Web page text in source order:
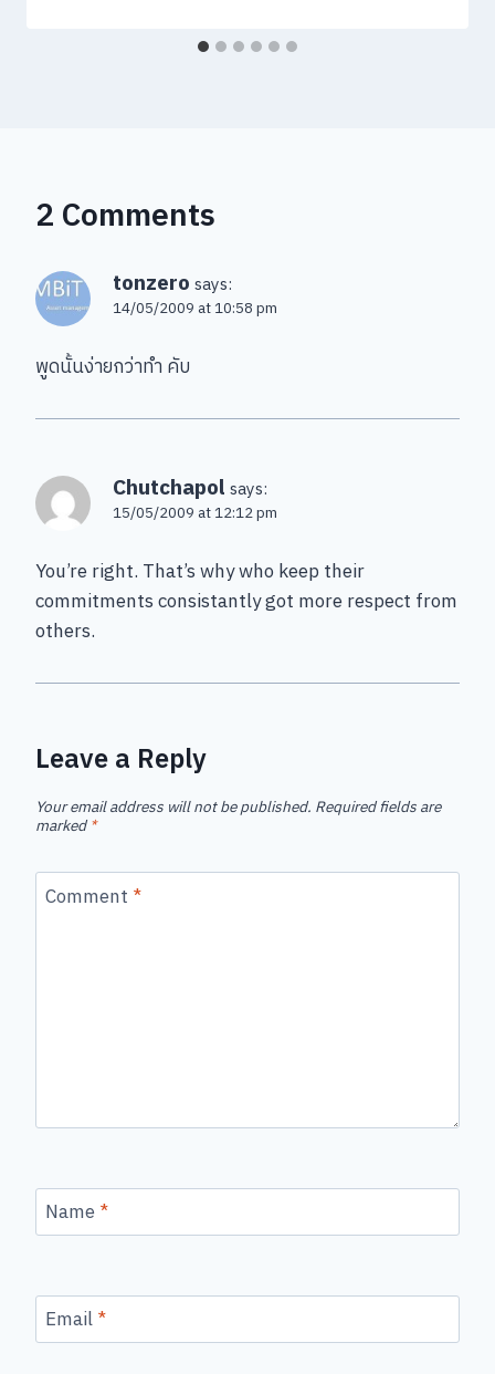
2 Comments
tonzero says:
14/05/2009 at 10:58 pm
พูดนั้นง่ายกว่าทำ คับ
Chutchapol says:
15/05/2009 at 12:12 pm
You’re right. That’s why who keep their
commitments consistantly got more respect from
others.
Leave a Reply
Your email address will not be published. Required fields are
marked*
Comment *
Name*
Email*